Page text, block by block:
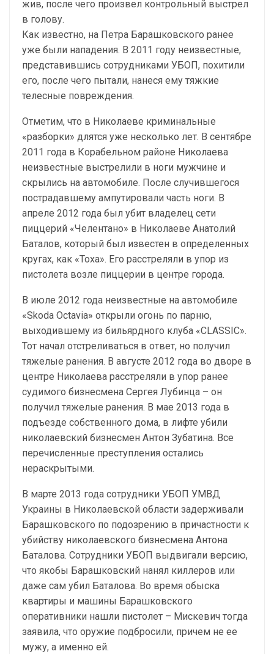
жив, после чего произвел контрольный выстрел
в голову.
Как известно, на Петра Барашковского ранее
уже были нападения. В 2011 году неизвестные,
представившись сотрудниками УБОП, похитили
его, после чего пытали, нанеся ему тяжкие
телесные повреждения.
Отметим, что в Николаеве криминальные
«разборки» длятся уже несколько лет. В сентябре
2011 года в Корабельном районе Николаева
неизвестные выстрелили в ноги мужчине и
скрылись на автомобиле. После случившегося
пострадавшему ампутировали часть ноги. В
апреле 2012 года был убит владелец сети
пиццерий «Челентано» в Николаеве Анатолий
Баталов, который был известен в определенных
кругах, как «Тоха». Его расстреляли в упор из
пистолета возле пиццерии в центре города.
В июле 2012 года неизвестные на автомобиле
«Skoda Octavia» открыли огонь по парню,
выходившему из бильярдного клуба «CLASSIC».
Тот начал отстреливаться в ответ, но получил
тяжелые ранения. В августе 2012 года во дворе в
центре Николаева расстреляли в упор ранее
судимого бизнесмена Сергея Лубинца – он
получил тяжелые ранения. В мае 2013 года в
подъезде собственного дома, в лифте убили
николаевский бизнесмен Антон Зубатина. Все
перечисленные преступления остались
нераскрытыми.
В марте 2013 года сотрудники УБОП УМВД
Украины в Николаевской области задерживали
Барашковского по подозрению в причастности к
убийству николаевского бизнесмена Антона
Баталова. Сотрудники УБОП выдвигали версию,
что якобы Барашковский нанял киллеров или
даже сам убил Баталова. Во время обыска
квартиры и машины Барашковского
оперативники нашли пистолет – Мискевич тогда
заявила, что оружие подбросили, причем не ее
мужу, а именно ей.